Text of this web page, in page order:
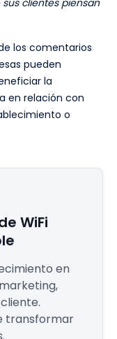
los comentarios
pueden
la
en relación con
o
WiFi
en
transformar